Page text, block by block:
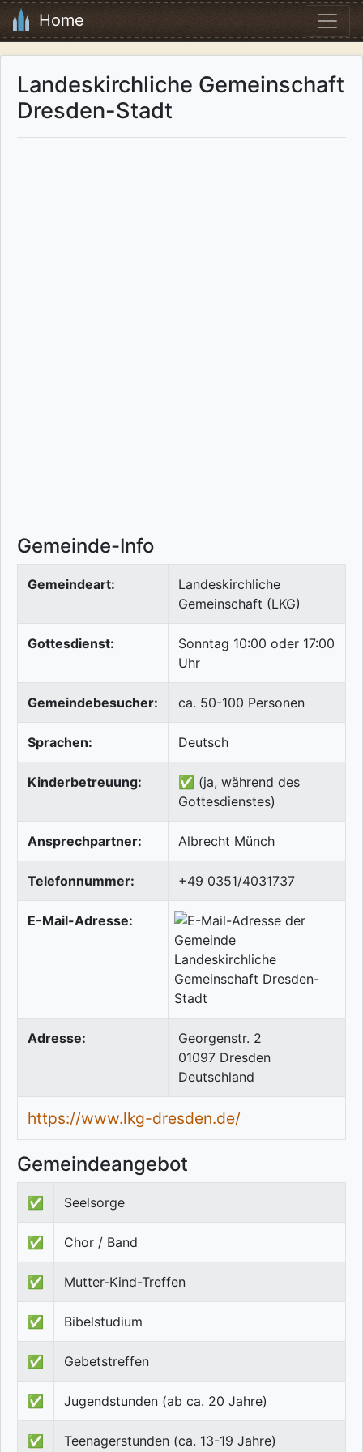
Home
Landeskirchliche Gemeinschaft
Dresden-Stadt
Gemeinde-Info
Gemeindeart:
Landeskirchliche
Gemeinschaft (LKG)
Gottesdienst:
Sonntag 10:00 oder 17:00
Uhr
Gemeindebesucher: ca. 50-100 Personen
Sprachen: Deutsch
Kinderbetreuung:
✅ (ja, während des
Gottesdienstes)
Ansprechpartner: Albrecht Münch
Telefonnummer: +49 0351/4031737
E-Mail-Adresse:
Adresse:
Georgenstr. 2
01097 Dresden
Deutschland
https://www.lkg-dresden.de/
Gemeindeangebot
✅ Seelsorge
✅ Chor / Band
✅ Mutter-Kind-Treffen
✅ Bibelstudium
✅ Gebetstreffen
✅ Jugendstunden (ab ca. 20 Jahre)
✅ Teenagerstunden (ca. 13-19 Jahre)